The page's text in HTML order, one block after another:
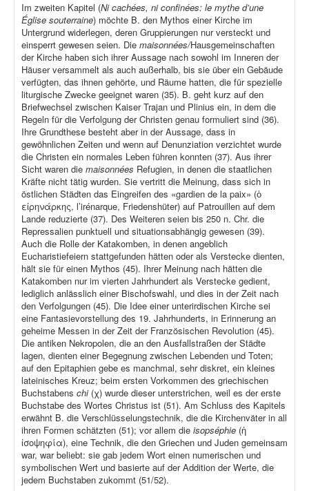
Im zweiten Kapitel (Ni cachées, ni confinées: le mythe d’une
Église souterraine) möchte B. den Mythos einer Kirche im
Untergrund widerlegen, deren Gruppierungen nur versteckt und
einsperrt gewesen seien. Die maisonnées/Hausgemeinschaften
der Kirche haben sich ihrer Aussage nach sowohl im Inneren der
Häuser versammelt als auch außerhalb, bis sie über ein Gebäude
verfügten, das ihnen gehörte, und Räume hatten, die für spezielle
liturgische Zwecke geeignet waren (35). B. geht kurz auf den
Briefwechsel zwischen Kaiser Trajan und Plinius ein, in dem die
Regeln für die Verfolgung der Christen genau formuliert sind (36).
Ihre Grundthese besteht aber in der Aussage, dass in
gewöhnlichen Zeiten und wenn auf Denunziation verzichtet wurde
die Christen ein normales Leben führen konnten (37). Aus ihrer
Sicht waren die maisonnées Refugien, in denen die staatlichen
Kräfte nicht tätig wurden. Sie vertritt die Meinung, dass sich in
östlichen Städten das Eingreifen des «gardien de la paix» (ὁ
εἰρηνάρκης, l’irénarque, Friedenshüter) auf Patrouillen auf dem
Lande reduzierte (37). Des Weiteren seien bis 250 n. Chr. die
Repressalien punktuell und situationsabhängig gewesen (39).
Auch die Rolle der Katakomben, in denen angeblich
Eucharistiefeiern stattgefunden hätten oder als Verstecke dienten,
hält sie für einen Mythos (45). Ihrer Meinung nach hätten die
Katakomben nur im vierten Jahrhundert als Verstecke gedient,
lediglich anlässlich einer Bischofswahl, und dies in der Zeit nach
den Verfolgungen (45). Die Idee einer unterirdischen Kirche sei
eine Fantasievorstellung des 19. Jahrhunderts, in Erinnerung an
geheime Messen in der Zeit der Französischen Revolution (45).
Die antiken Nekropolen, die an den Ausfallstraßen der Städte
lagen, dienten einer Begegnung zwischen Lebenden und Toten;
auf den Epitaphien gebe es manchmal, sehr diskret, ein kleines
lateinisches Kreuz; beim ersten Vorkommen des griechischen
Buchstabens chi (χ) wurde dieser unterstrichen, weil es der erste
Buchstabe des Wortes Christus ist (51). Am Schluss des Kapitels
erwähnt B. die Verschlüsselungstechnik, die die Kirchenväter in all
ihren Formen schätzten (51); vor allem die isopséphie (ἡ
ἰσοψηφία), eine Technik, die den Griechen und Juden gemeinsam
war, war beliebt: sie gab jedem Wort einen numerischen und
symbolischen Wert und basierte auf der Addition der Werte, die
jedem Buchstaben zukommt (51/52).